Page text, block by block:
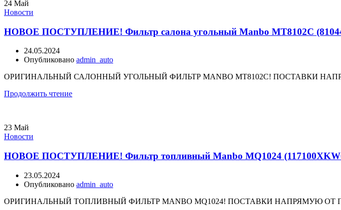
24 Май
Новости
НОВОЕ ПОСТУПЛЕНИЕ! Фильтр салона угольный Manbo MT8102C
24.05.2024
Опубликовано admin_auto
ОРИГИНАЛЬНЫЙ САЛОННЫЙ УГОЛЬНЫЙ ФИЛЬТР MANBO MT8102C! ПОСТАВКИ
Продолжить чтение
23 Май
Новости
НОВОЕ ПОСТУПЛЕНИЕ! Фильтр топливный Manbo MQ1024
23.05.2024
Опубликовано admin_auto
ОРИГИНАЛЬНЫЙ ТОПЛИВНЫЙ ФИЛЬТР MANBO MQ1024! ПОСТАВКИ НАПРЯМУЮ ОТ